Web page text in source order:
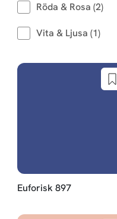
Röda & Rosa (2)
Vita & Ljusa (1)
Euforisk 897